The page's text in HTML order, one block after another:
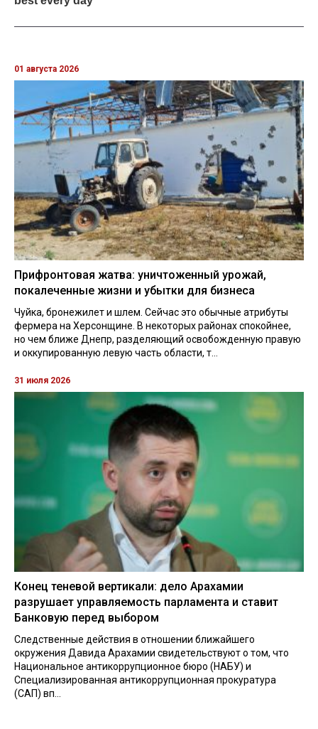
01 августа 2026
Прифронтовая жатва: уничтоженный урожай,
покалеченные жизни и убытки для бизнеса
Чуйка, бронежилет и шлем. Сейчас это обычные атрибуты
фермера на Херсонщине. В некоторых районах спокойнее,
но чем ближе Днепр, разделяющий освобожденную правую
и оккупированную левую часть области, т...
31 июля 2026
Конец теневой вертикали: дело Арахамии
разрушает управляемость парламента и ставит
Банковую перед выбором
Следственные действия в отношении ближайшего
окружения Давида Арахамии свидетельствуют о том, что
Национальное антикоррупционное бюро (НАБУ) и
Специализированная антикоррупционная прокуратура
(САП) вп...